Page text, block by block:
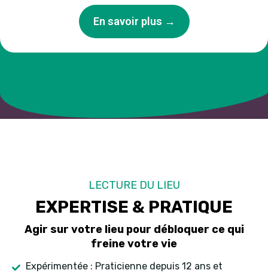
En savoir plus →
LECTURE DU LIEU
EXPERTISE & PRATIQUE
Agir sur votre lieu pour débloquer ce qui
freine votre vie
Expérimentée : Praticienne depuis 12 ans et